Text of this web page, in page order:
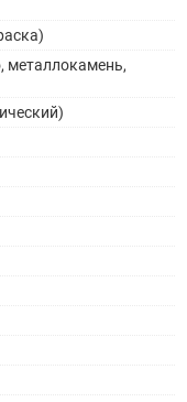
металлокамень,